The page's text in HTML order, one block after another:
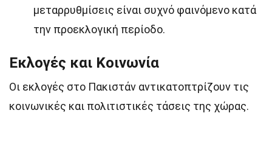
μεταρρυθμίσεις είναι συχνό φαινόμενο κατά
την προεκλογική περίοδο.
Εκλογές και Κοινωνία
Οι εκλογές στο Πακιστάν αντικατοπτρίζουν τις
κοινωνικές και πολιτιστικές τάσεις της χώρας.